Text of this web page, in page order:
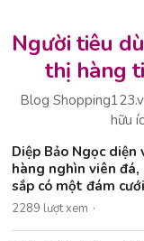
Người tiêu
thị hàng
Blog
hữu
Diệp Bảo Ngọc diện
hàng nghìn viên đá,
sắp có một đám
2289 lượt xem